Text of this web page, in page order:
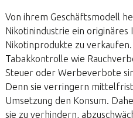
Von ihrem Geschäftsmodell
Nikotinindustrie ein originäres
Nikotinprodukte zu
Tabakkontrolle wie
Steuer oder Werbeverbote
Denn sie verringern
Umsetzung den Konsum.
sie zu verhindern,